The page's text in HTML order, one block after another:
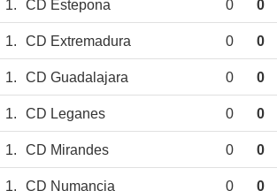
1. CD Estepona 0 0
1. CD Extremadura 0 0
1. CD Guadalajara 0 0
1. CD Leganes 0 0
1. CD Mirandes 0 0
1. CD Numancia 0 0